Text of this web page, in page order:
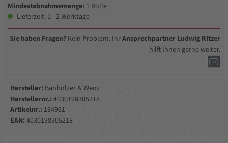
Mindestabnahmemenge: 1 Rolle
Lieferzeit: 1 - 2 Werktage
Sie haben Fragen? Kein Problem. IhrAnsprechpartner Ludwig Ritzer
hilft Ihnen gerne weiter.
Hersteller: Banholzer & Wenz
Herstellernr.: 4030198305218
Artikelnr.: 164961
EAN: 4030198305218